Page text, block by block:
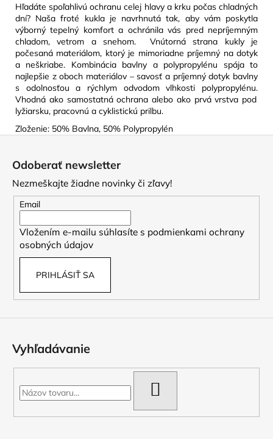
Hľadáte spoľahlivú ochranu celej hlavy a krku počas chladných
dní? Naša froté kukla je navrhnutá tak, aby vám poskytla
výborný tepelný komfort a ochránila vás pred nepríjemným
chladom, vetrom a snehom.
Vnútorná strana kukly je
počesaná materiálom, ktorý je mimoriadne príjemný na dotyk
a neškriabe. Kombinácia bavlny a polypropylénu spája to
najlepšie z oboch materiálov – savosť a príjemný dotyk bavlny
s odolnosťou a rýchlym odvodom vlhkosti polypropylénu.
Vhodná ako samostatná ochrana alebo ako prvá vrstva pod
lyžiarsku, pracovnú a cyklistickú prilbu.
Zloženie: 50% Bavlna, 50% Polypropylén
Odoberať newsletter
Nezmeškajte žiadne novinky či zľavy!
Email
Vložením e-mailu súhlasíte s podmienkami ochrany
osobných údajov
PRIHLÁSIŤ SA
Vyhľadávanie